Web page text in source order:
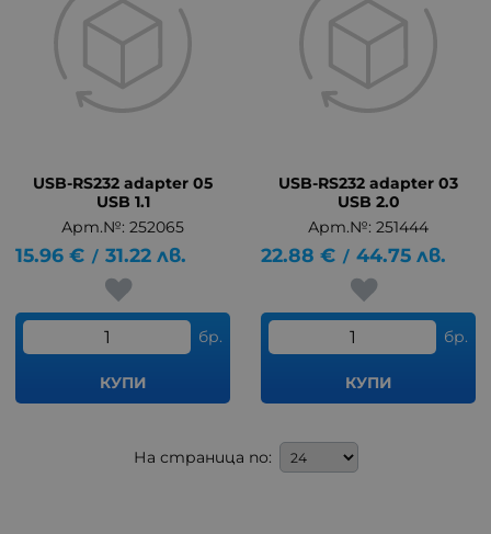
USB-RS232 adapter 05
USB 1.1
Арт.№: 252065
15.96 € / 31.22 лв.
бр.
КУПИ
USB-RS232 adapter 03
USB 2.0
Арт.№: 251444
22.88 € / 44.75 лв.
бр.
КУПИ
На страница по: